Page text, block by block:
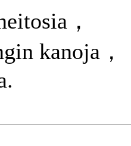
，
kanoja，